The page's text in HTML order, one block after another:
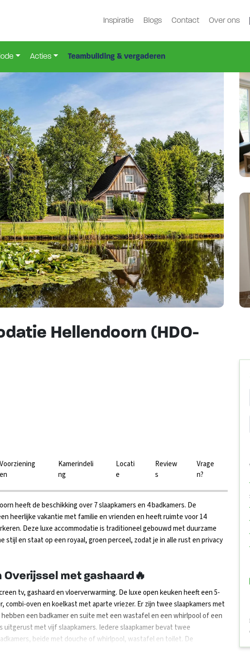
Inspiratie Blogs Contact Over ons
Acties Teambuilding & vergaderen
Hellendoorn (HDO-
Voorziening
en
Kamerindeli
ng
Locati
e
Review
s
Vrage
n?
heeft de beschikking over 7 slaapkamers en 4 badkamers. De
heerlijke vakantie met familie en vrienden en heeft ruimte voor 14
Deze luxe accommodatie is traditioneel gebouwd met duurzame
stijl en staat op een royaal, groen perceel, zodat je in alle rust en privacy
met gashaard🔥
tv, gashaard en vloerverwarming. De luxe open keuken heeft een 5-
oven en koelkast met aparte vriezer. Er zijn twee slaapkamers met
een badkamer en suite met een wastafel en een whirlpool of een
met vijf slaapkamers. Iedere slaapkamer bevat twee
beide met douche of whirlpool, wastafel en toilet. De